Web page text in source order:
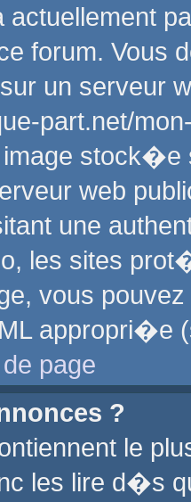
actuellement
forum. Vous
un serveur
part.net/
image
web
une
les sites
vous
page
?
le
les lire d�s